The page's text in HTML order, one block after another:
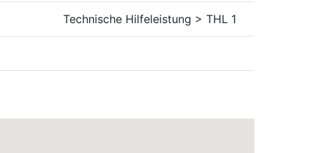
Technische Hilfeleistung > THL 1